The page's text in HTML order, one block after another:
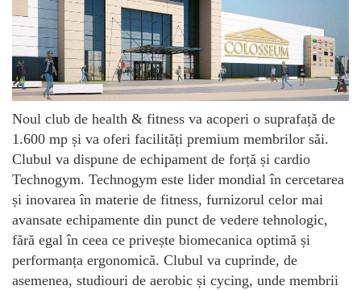
Noul club de health & fitness va acoperi o suprafață de
1.600 mp și va oferi facilități premium membrilor săi.
Clubul va dispune de echipament de forță și cardio
Technogym. Technogym este lider mondial în cercetarea
și inovarea în materie de fitness, furnizorul celor mai
avansate echipamente din punct de vedere tehnologic,
fără egal în ceea ce privește biomecanica optimă și
performanța ergonomică. Clubul va cuprinde, de
asemenea, studiouri de aerobic și cycing, unde membrii